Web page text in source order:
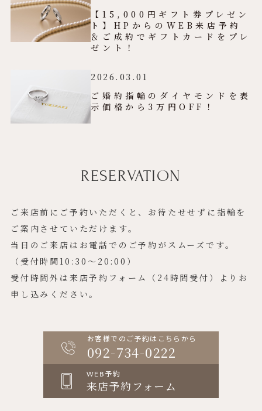
【15,000円ギフト券プレゼン
ト】HPからのWEB来店予約
＆ご成約でギフトカードをプレ
ゼント！
2026.03.01
ご婚約指輪のダイヤモンドを表
示価格から3万円OFF！
RESERVATION
ご来店前にご予約いただくと、お待たせせずに指輪を
ご案内させていただけます。
当日のご来店はお電話でのご予約がスムーズです。
（受付時間10:30〜20:00）
受付時間外は来店予約フォーム（24時間受付）よりお
申し込みください。
お客様でのご予約はこちらから
092-734-0222
WEB予約
来店予約フォーム